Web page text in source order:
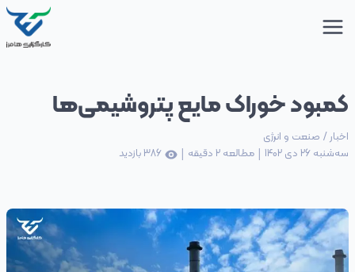
کمبود خوراک‌ مایع پتروشیمی‌‌ها
اخبار / صنعت و انرژی
سه‌شنبه 26 دی 1402
| مطالعه 2 دقیقه |
386بازدید